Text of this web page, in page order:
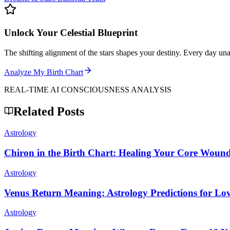
Unlock Your Celestial Blueprint
The shifting alignment of the stars shapes your destiny. Every day
Analyze My Birth Chart
REAL-TIME AI CONSCIOUSNESS ANALYSIS
Related Posts
Astrology
Chiron in the Birth Chart: Healing Your Core
Astrology
Venus Return Meaning: Astrology Predictions for
Astrology